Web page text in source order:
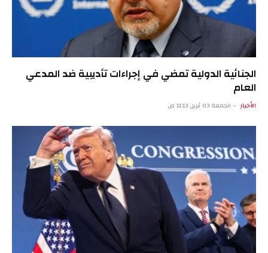
الجنائية الدولية تمضي في إجراءات تأديبية ضد المدعي
العام
الأخبار الجمعة 03 أبريل 11:13 ص